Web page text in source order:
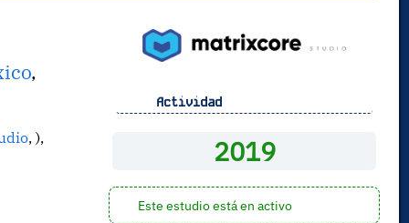
,
, ),
Actividad
2019
Este estudio está en activo